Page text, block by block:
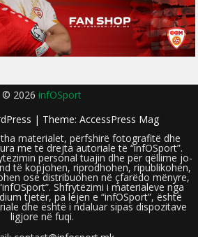
© 2026 infOSport
| Theme: AccessPress Mag
materialet, përfshirë fotografitë dhe
me të drejta autoriale të “infOSport”.
personal tuajin dhe për qëllime jo-
të kopjohen, riprodhohen, ripublikohen,
ose distribuohen në çfarëdo mënyre,
Shfrytëzimi i materialeve nga
tjetër, pa lejen e “infOSport”, është
dhe është i ndaluar sipas dispozitave
ligjore në fuqi.